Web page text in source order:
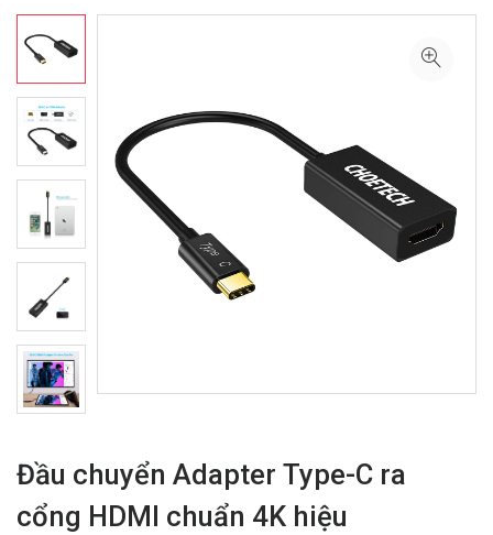
Đầu chuyển Adapter Type-C ra
cổng HDMI chuẩn 4K hiệu